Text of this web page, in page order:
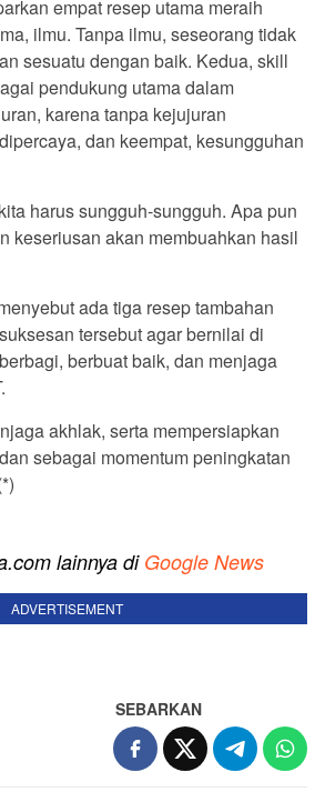
empat resep utama meraih
ilmu. Tanpa ilmu, seseorang tidak
sesuatu dengan baik. Kedua, skill
pendukung utama dalam
karena tanpa kejujuran
dan keempat, kesungguhan
harus sungguh-sungguh. Apa pun
keseriusan akan membuahkan hasil
ada tiga resep tambahan
tersebut agar bernilai di
berbuat baik, dan menjaga
akhlak, serta mempersiapkan
sebagai momentum peningkatan
lainnya di Google News
ADVERTISEMENT
SEBARKAN